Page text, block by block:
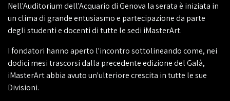
Nell'Auditorium dell'Acquario di Genova la serata è iniziata in
un clima di grande entusiasmo e partecipazione da parte
degli studenti e docenti di tutte le sedi iMasterArt.
I fondatori hanno aperto l'incontro sottolineando come, nei
dodici mesi trascorsi dalla precedente edizione del Galà,
iMasterArt abbia avuto un'ulteriore crescita in tutte le sue
Divisioni.